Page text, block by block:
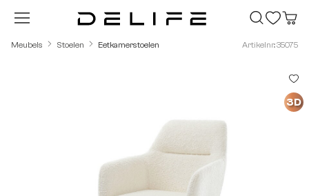
Ga naar de hoofdinhoud
Meubels Stoelen Eetkamerstoelen Artikelnr.: 35075
3D